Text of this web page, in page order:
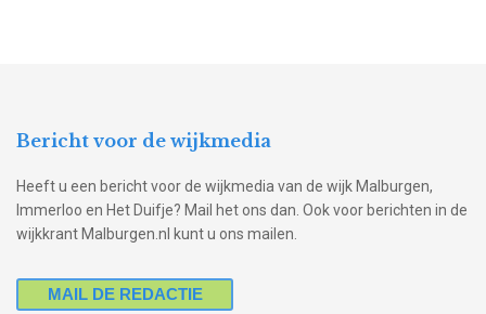
Bericht voor de wijkmedia
Heeft u een bericht voor de wijkmedia van de wijk Malburgen,
Immerloo en Het Duifje? Mail het ons dan. Ook voor berichten in de
wijkkrant Malburgen.nl kunt u ons mailen.
MAIL DE REDACTIE